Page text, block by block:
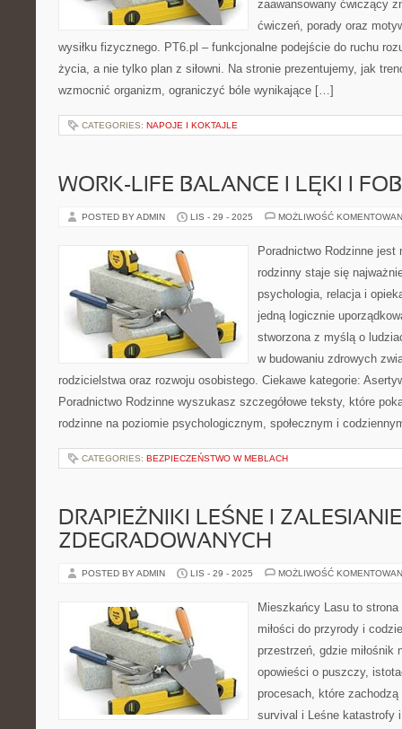
zaawansowany ćwiczący
ćwiczeń, porady oraz
wysiłku fizycznego. PT6.pl – funkcjonalne podejście do ruchu
życia, a nie tylko plan z siłowni. Na stronie prezentujemy, jak
wzmocnić organizm, ograniczyć bóle wynikające […]
CATEGORIES: NAPOJE I KOKTAJLE
WORK-LIFE BALANCE I LĘKI I
POSTED BY ADMIN LIS - 29 - 2025 MOŻLIWOŚĆ
Poradnictwo Rodzinne
rodzinny staje się
psychologia, relacja i
jedną logicznie
stworzona z myślą o
w budowaniu zdrowych
rodzicielstwa oraz rozwoju osobistego. Ciekawe kategorie:
Poradnictwo Rodzinne wyszukasz szczegółowe teksty, które
rodzinne na poziomie psychologicznym, społecznym i
CATEGORIES: BEZPIECZEŃSTWO W MEBLACH
DRAPIEŻNIKI LEŚNE I
ZDEGRADOWANYCH
POSTED BY ADMIN LIS - 29 - 2025 MOŻLIWOŚĆ
Mieszkańcy Lasu to
miłości do przyrody i
przestrzeń, gdzie miłośnik
opowieści o puszczy,
procesach, które zachodzą
survival i Leśne katastrofy